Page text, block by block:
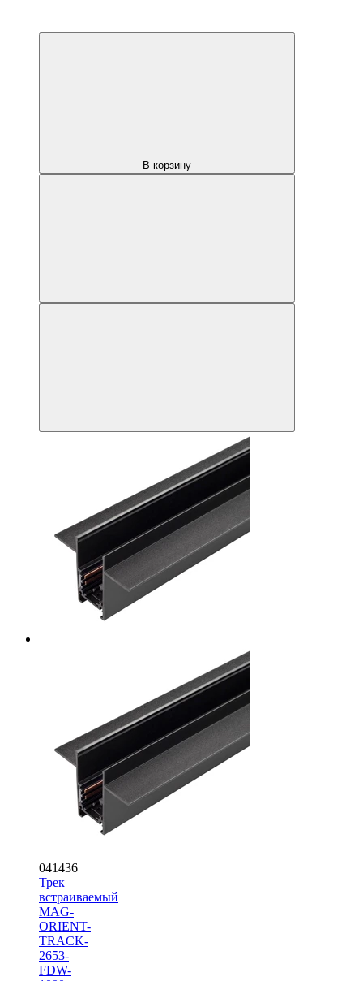
В корзину
041436
Трек
встраиваемый
MAG-
ORIENT-
TRACK-
2653-
FDW-